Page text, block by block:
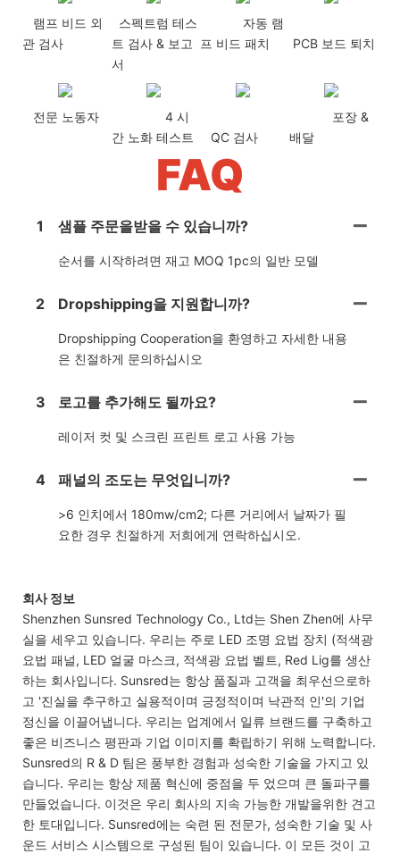
램프 비드 외
관 검사
스펙트럼 테스
트 검사 & 보고
서
자동 램
프 비드 패치
PCB 보드 퇴치
전문 노동자
4 시
간 노화 테스트
QC 검사
포장 &
배달
FAQ
1 샘플 주문을받을 수 있습니까?
순서를 시작하려면 재고 MOQ 1pc의 일반 모델
2 Dropshipping을 지원합니까?
Dropshipping Cooperation을 환영하고 자세한 내용
은 친절하게 문의하십시오
3 로고를 추가해도 될까요?
레이저 컷 및 스크린 프린트 로고 사용 가능
4 패널의 조도는 무엇입니까?
>6 인치에서 180mw/cm2; 다른 거리에서 날짜가 필
요한 경우 친절하게 저희에게 연락하십시오.
회사 정보
Shenzhen Sunsred Technology Co., Ltd는 Shen Zhen에 사무
실을 세우고 있습니다. 우리는 주로 LED 조명 요법 장치 (적색광
요법 패널, LED 얼굴 마스크, 적색광 요법 벨트, Red Lig를 생산
하는 회사입니다. Sunsred는 항상 품질과 고객을 최우선으로하
고 '진실을 추구하고 실용적이며 긍정적이며 낙관적 인'의 기업
정신을 이끌어냅니다. 우리는 업계에서 일류 브랜드를 구축하고
좋은 비즈니스 평판과 기업 이미지를 확립하기 위해 노력합니다.
Sunsred의 R & D 팀은 풍부한 경험과 성숙한 기술을 가지고 있
습니다. 우리는 항상 제품 혁신에 중점을 두 었으며 큰 돌파구를
만들었습니다. 이것은 우리 회사의 지속 가능한 개발을위한 견고
한 토대입니다. Sunsred에는 숙련 된 전문가, 성숙한 기술 및 사
운드 서비스 시스템으로 구성된 팀이 있습니다. 이 모든 것이 고